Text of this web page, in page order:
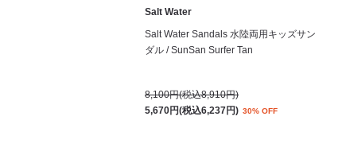
Salt Water
Salt Water Sandals 水陸両用キッズサン
ダル / SunSan Surfer Tan
8,100円(税込8,910円)
5,670円(税込6,237円) 30% OFF